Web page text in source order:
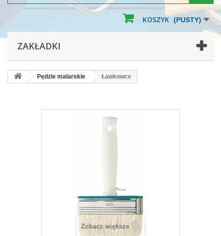
KOSZYK (PUSTY)
ZAKŁADKI
Pędzle malarskie Ławkowce
Zobacz większe